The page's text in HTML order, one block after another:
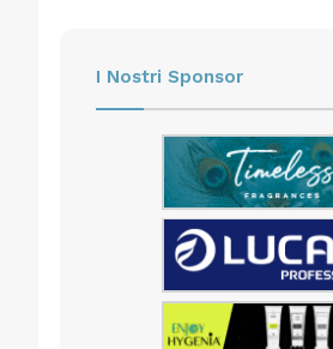
I Nostri Sponsor